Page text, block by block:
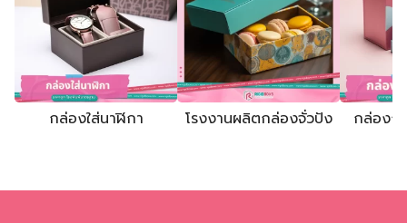
กล่องใส่นาฬิกา โรงงานผลิตกล่องจั่วปัง กล่องก